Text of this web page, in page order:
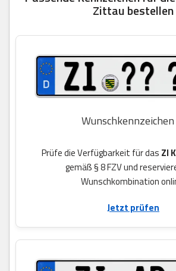
Zittau bestellen
Wunschkennzeichen
Prüfe die Verfügbarkeit für das ZI
gemäß § 8 FZV und
Wunschkombination
Jetzt prüfen